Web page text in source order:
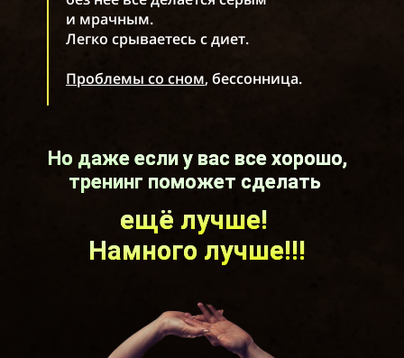
и мрачным.
Легко срываетесь с диет.
Проблемы со сном, бессонница.
Но даже если у вас все хорошо,
тренинг поможет сделать
ещё лучше!
Намного лучше!!!